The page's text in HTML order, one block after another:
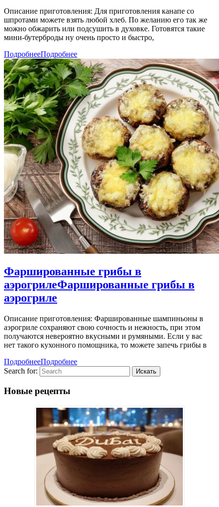
Описание приготовления: Для приготовления канапе со
шпротами можете взять любой хлеб. По желанию его так же
можно обжарить или подсушить в духовке. Готовятся такие
мини-бутерброды ну очень просто и быстро,
ПодробнееПодробнее
Фаршированные грибы в
аэрогрилеФаршированные грибы в
аэрогриле
Описание приготовления: Фаршированные шампиньоны в
аэрогриле сохраняют свою сочность и нежность, при этом
получаются невероятно вкусными и румяными. Если у вас
нет такого кухонного помощника, то можете запечь грибы в
ПодробнееПодробнее
Search for:
Новые рецепты